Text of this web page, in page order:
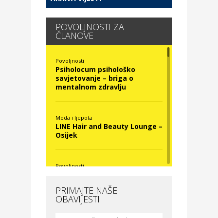
POVOLJNOSTI ZA
ČLANOVE
Povoljnosti
Psiholocum psihološko
savjetovanje – briga o
mentalnom zdravlju
Moda i ljepota
LINE Hair and Beauty Lounge –
Osijek
Povoljnosti
Moda i ljepota
PRIMAJTE NAŠE
OBAVIJESTI